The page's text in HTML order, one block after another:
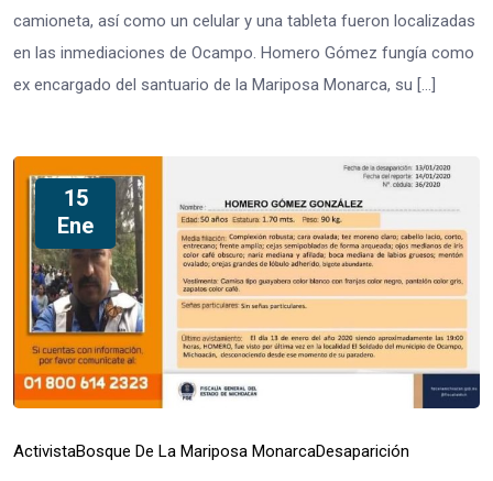
camioneta, así como un celular y una tableta fueron localizadas
en las inmediaciones de Ocampo. Homero Gómez fungía como
ex encargado del santuario de la Mariposa Monarca, su […]
15
Ene
ActivistaBosque De La Mariposa MonarcaDesaparición